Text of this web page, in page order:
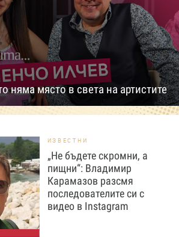
няма място в света на артистите
ИЗВЕСТНИ
„Не бъдете скромни, а
пищни“: Владимир
Карамазов разсмя
последователите си с
видео в Instagram